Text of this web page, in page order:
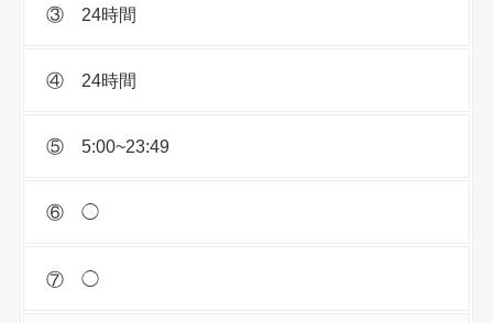
③ 24時間
④ 24時間
⑤ 5:00~23:49
⑥ ◯
⑦ ◯